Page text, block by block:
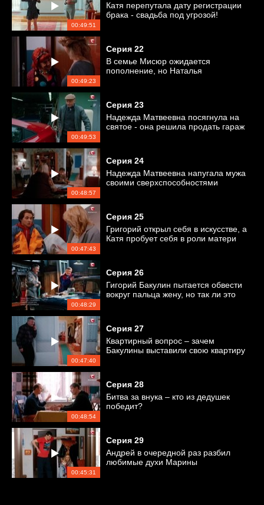
00:49:51
Катя перепутала дату регистрации
брака - свадьба под угрозой!
00:49:23
Серия 22
В семье Мисюр ожидается
пополнение, но Наталья
00:49:53
Серия 23
Надежда Матвеевна посягнула на
святое - она решила продать гараж
00:48:57
Серия 24
Надежда Матвеевна напугала мужа
своими сверхспособностями
00:47:43
Серия 25
Григорий открыл себя в искусстве, а
Катя пробует себя в роли матери
00:48:29
Серия 26
Гигорий Бакулин пытается обвести
вокруг пальца жену, но так ли это
00:47:40
Серия 27
Квартирный вопрос – зачем
Бакулины выставили свою квартиру
00:48:54
Серия 28
Битва за внука – кто из дедушек
победит?
00:45:31
Серия 29
Андрей в очередной раз разбил
любимые духи Марины